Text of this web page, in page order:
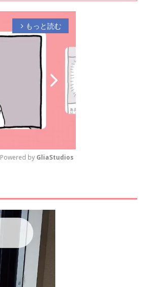
arrow_forward_ios もっと読む
u
e
Powered by GliaStudios